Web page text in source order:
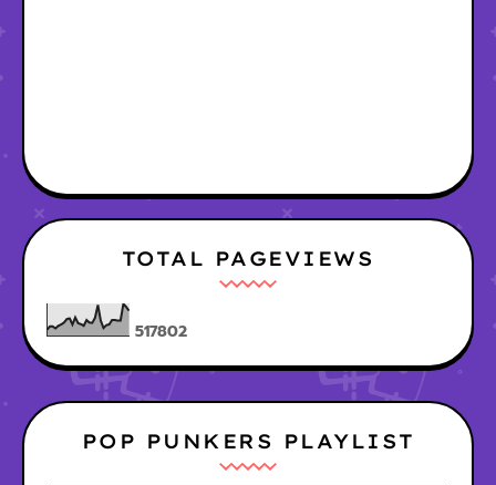
TOTAL PAGEVIEWS
517802
POP PUNKERS PLAYLIST